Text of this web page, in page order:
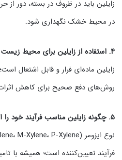
زایلین باید در ظروف در بسته، دور از
در محیط خشک نگهداری شود.
۴. استفاده از زایلین برای محیط زیست خطر دارد؟
روش‌های دفع صحیح برای کاهش
۵. چگونه زایلین مناسب فرآیند خود را انتخاب کنیم؟
فرآیند تعیین‌کننده است؛ همیشه با